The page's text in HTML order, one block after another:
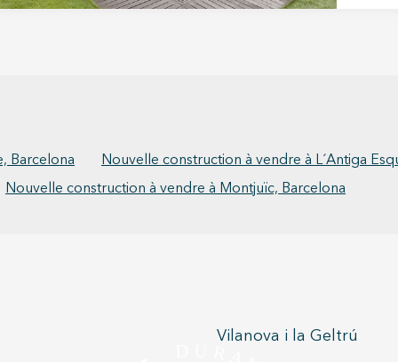
Barcelona
Nouvelle construction à vendre à L´Antiga
Nouvelle construction à vendre à Montjuïc, Barcelona
Vilanova i la Geltrú